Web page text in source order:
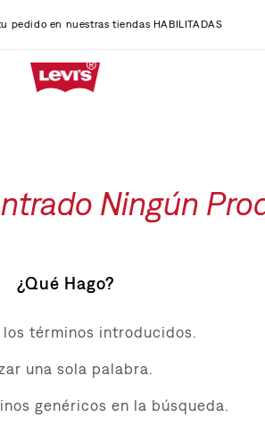
pedido en nuestras tiendas HABILITADAS
Ningún
¿Qué Hago?
términos introducidos.
una sola palabra.
genéricos en la búsqueda.